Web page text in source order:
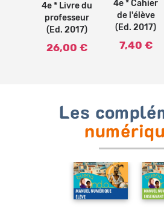
4e * Livre du
professeur
(Ed. 2017)
26,00 €
4e * Cahier
de l'élève
(Ed. 2017)
7,40 €
Les
Ajouter
au